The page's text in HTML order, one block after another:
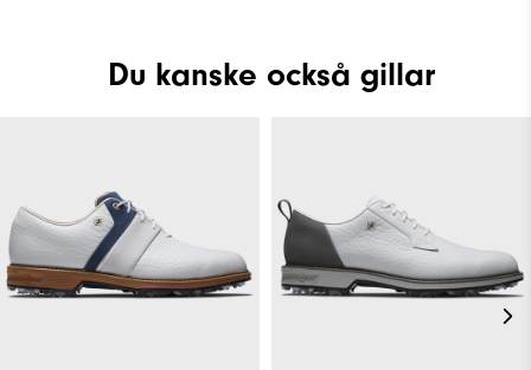
Du kanske också gillar